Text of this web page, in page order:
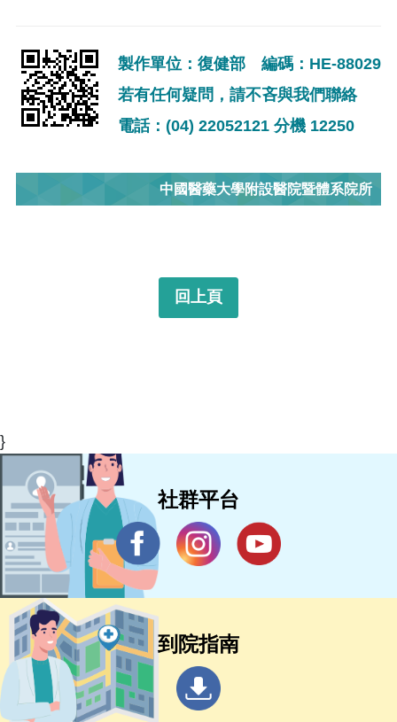
製作單位：復健部 編碼：HE-88029
若有任何疑問，請不吝與我們聯絡
電話：(04) 22052121 分機 12250
中國醫藥大學附設醫院暨體系院所
回上頁
}
社群平台
到院指南